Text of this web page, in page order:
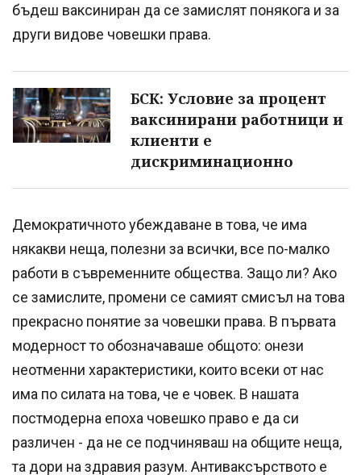
бъдеш ваксиниран да се замислят понякога и за
други видове човешки права.
БСК: Условие за процент
ваксинирани работници и
клиенти е
дискриминационно
Демократичното убеждаване в това, че има
някакви неща, полезни за всички, все по-малко
работи в съвременните общества. Защо ли? Ако
се замислите, промени се самият смисъл на това
прекрасно понятие за човешки права. В първата
модерност то обозначаваше общото: онези
неотменни характеристики, които всеки от нас
има по силата на това, че е човек. В нашата
постмодерна епоха човешко право е да си
различен - да не се подчиняваш на общите неща,
та дори на здравия разум. Антиваксърството е